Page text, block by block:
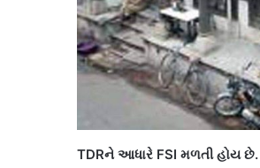
TDRને આધારે FSI મળતી હોય છે.